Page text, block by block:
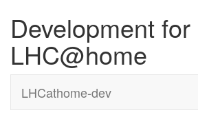
Development for
LHC@home
LHCathome-dev